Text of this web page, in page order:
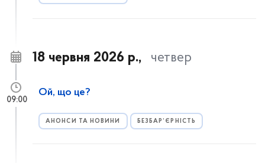
18 червня 2026 р., четвер
Ой, що це?
АНОНСИ ТА НОВИНИ БЕЗБАР’ЄРНІСТЬ
09:00